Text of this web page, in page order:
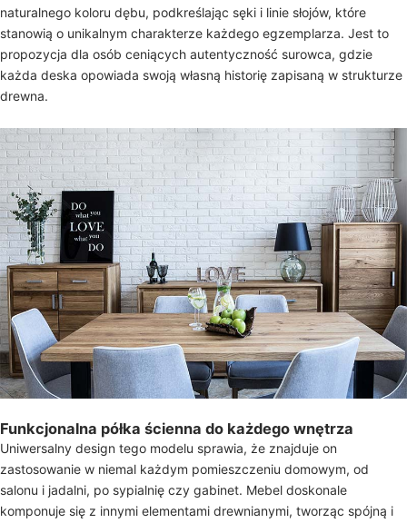
naturalnego koloru dębu, podkreślając sęki i linie słojów, które
stanowią o unikalnym charakterze każdego egzemplarza. Jest to
propozycja dla osób ceniących autentyczność surowca, gdzie
każda deska opowiada swoją własną historię zapisaną w strukturze
drewna.
Funkcjonalna półka ścienna do każdego wnętrza
Uniwersalny design tego modelu sprawia, że znajduje on
zastosowanie w niemal każdym pomieszczeniu domowym, od
salonu i jadalni, po sypialnię czy gabinet. Mebel doskonale
komponuje się z innymi elementami drewnianymi, tworząc spójną i